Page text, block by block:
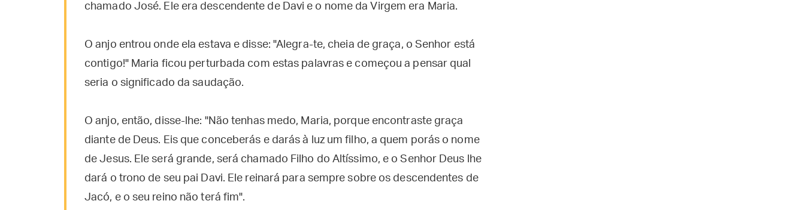
chamado José. Ele era descendente de Davi e o nome da Virgem era Maria.
O anjo entrou onde ela estava e disse: "Alegra-te, cheia de graça, o Senhor está
contigo!" Maria ficou perturbada com estas palavras e começou a pensar qual
seria o significado da saudação.
O anjo, então, disse-lhe: "Não tenhas medo, Maria, porque encontraste graça
diante de Deus. Eis que conceberás e darás à luz um filho, a quem porás o nome
de Jesus. Ele será grande, será chamado Filho do Altíssimo, e o Senhor Deus lhe
dará o trono de seu pai Davi. Ele reinará para sempre sobre os descendentes de
Jacó, e o seu reino não terá fim".